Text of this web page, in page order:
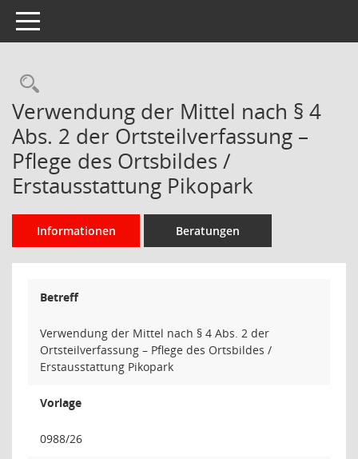
Toggle navigation
Rechercheauswahl
Verwendung der Mittel nach § 4
Abs. 2 der Ortsteilverfassung –
Pflege des Ortsbildes /
Erstausstattung Pikopark
Informationen Beratungen
Betreff
Verwendung der Mittel nach § 4 Abs. 2 der
Ortsteilverfassung – Pflege des Ortsbildes /
Erstausstattung Pikopark
Vorlage
0988/26